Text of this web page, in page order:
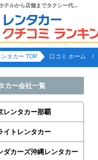
テルから店舗までタクシー代...
タカー TOP 口コミ ホーム
カー会社一覧
レンタカー那覇
イトレンタカー
ダカーズ沖縄レンタカー